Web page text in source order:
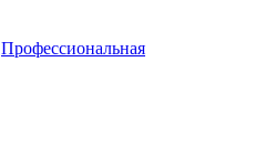
Профессиональная